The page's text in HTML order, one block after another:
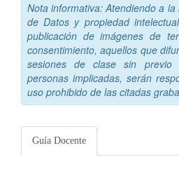
Nota informativa: Atendiendo a
de Datos y propiedad
publicación de imágenes de
consentimiento, aquellos que
sesiones de clase sin previo
personas implicadas, serán
uso prohibido de las citadas
Guía Docente